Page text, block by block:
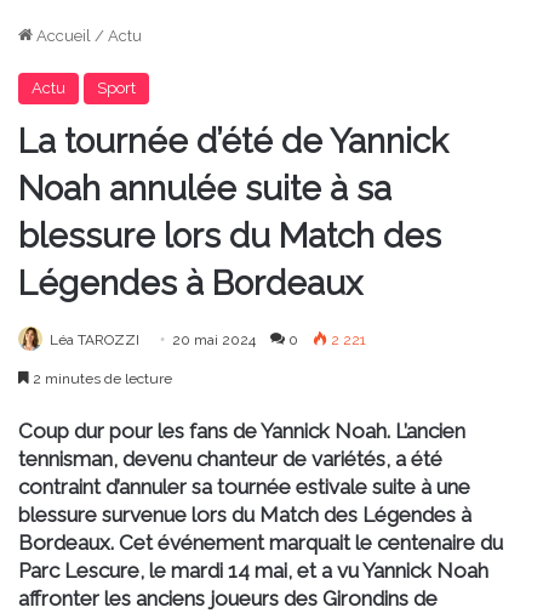
Accueil / Actu
Actu Sport
La tournée d’été de Yannick
Noah annulée suite à sa
blessure lors du Match des
Légendes à Bordeaux
Léa TAROZZI 20 mai 2024 0 2 221
2 minutes de lecture
Coup dur pour les fans de Yannick Noah. L’ancien
tennisman, devenu chanteur de variétés, a été
contraint d’annuler sa tournée estivale suite à une
blessure survenue lors du Match des Légendes à
Bordeaux. Cet événement marquait le centenaire du
Parc Lescure, le mardi 14 mai, et a vu Yannick Noah
affronter les anciens joueurs des Girondins de